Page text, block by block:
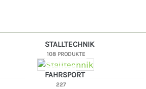
STALLTECHNIK
108 PRODUKTE
FAHRSPORT
227